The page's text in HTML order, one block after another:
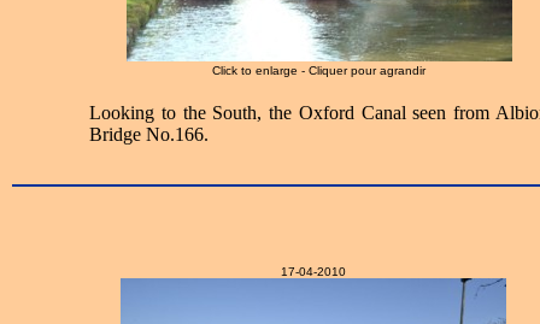
Click to enlarge - Cliquer pour agrandir
Looking to the South, the Oxford Canal seen from
Bridge No.166.
17-04-2010